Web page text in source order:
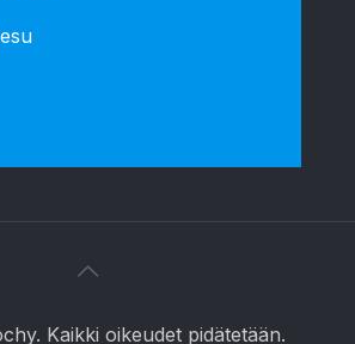
Kaikki oikeudet pidätetään.